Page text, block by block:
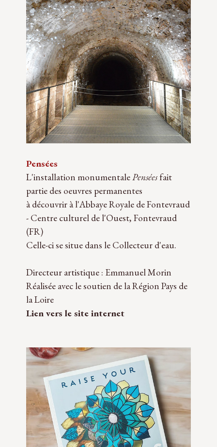
Pensées
L'installation monumentalePenséesfait
partie des oeuvres permanentes
à découvrir à l'Abbaye Royale de Fontevraud
- Centre culturel de l'Ouest, Fontevraud
(FR)
Celle-ci se situe dans le Collecteur d'eau.
Directeur artistique : Emmanuel Morin
Réalisée avec le soutien de la Région Pays de
la Loire
Lien vers le site internet